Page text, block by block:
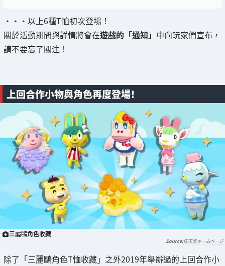
・・・以上6種T恤初次登場！
關於活動期間與詳情將會在遊戲的「通知」 中向玩家們宣布，
請不要忘了關注！
上回合作小物與角色再度登場！
三麗鷗角色收藏
任天堂ホームページ
除了「三麗鷗角色T恤收藏」之外2019年舉辦過的上回合作小